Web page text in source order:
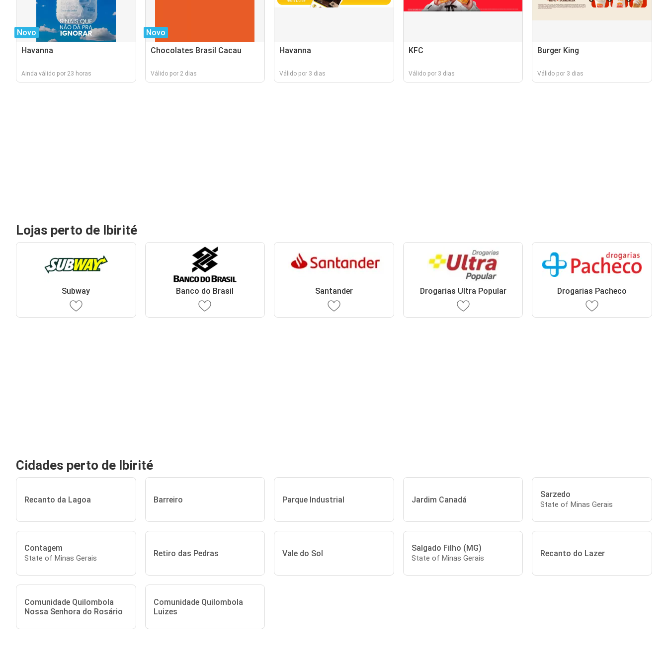
Novo
Havanna
Ainda válido por 23 horas
Novo
Chocolates Brasil Cacau
Válido por 2 dias
Havanna
Válido por 3 dias
KFC
Válido por 3 dias
Burger King
Válido por 3 dias
Lojas perto de Ibirité
Subway Banco do Brasil Santander Drogarias Ultra Popular Drogarias Pacheco
Cidades perto de Ibirité
Recanto da Lagoa Barreiro Parque Industrial Jardim Canadá
Sarzedo
State of Minas Gerais
Contagem
State of Minas Gerais Retiro das Pedras Vale do Sol
Salgado Filho (MG)
State of Minas Gerais Recanto do Lazer
Comunidade Quilombola
Nossa Senhora do Rosário
Comunidade Quilombola
Luizes